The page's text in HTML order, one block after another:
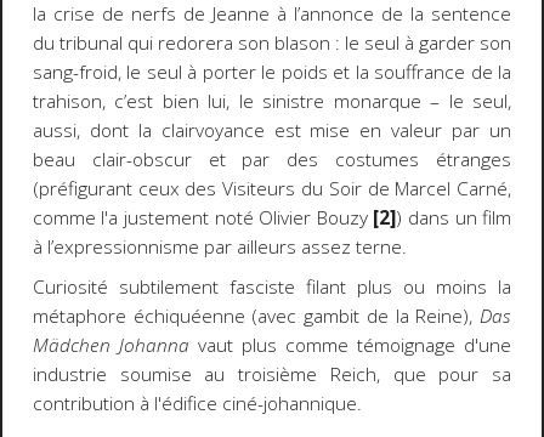
la crise de nerfs de Jeanne à l’annonce de la sentence
du tribunal qui redorera son blason : le seul à garder son
sang-froid, le seul à porter le poids et la souffrance de la
trahison, c’est bien lui, le sinistre monarque – le seul,
aussi, dont la clairvoyance est mise en valeur par un
beau clair-obscur et par des costumes étranges
(préfigurant ceux des Visiteurs du Soir de Marcel Carné,
comme l'a justement noté Olivier Bouzy [2]) dans un film
à l’expressionnisme par ailleurs assez terne.
Curiosité subtilement fasciste filant plus ou moins la
métaphore échiquéenne (avec gambit de la Reine),Das
Mädchen Johanna vaut plus comme témoignage d'une
industrie soumise au troisième Reich, que pour sa
contribution à l'édifice ciné-johannique.